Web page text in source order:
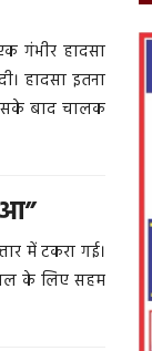
गंभीर हादसा
हादसा इतना
बाद चालक
में टकरा गई।
के लिए सहम